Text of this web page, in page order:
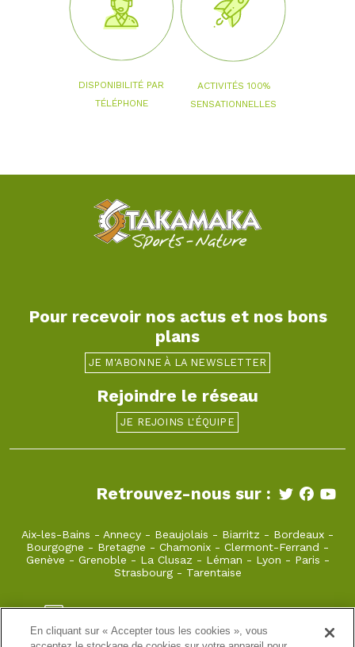
DISPONIBILITÉ PAR
TÉLÉPHONE
ACTIVITÉS 100%
SENSATIONNELLES
Pour recevoir nos actus et nos bons
plans
JE M'ABONNE À LA NEWSLETTER
Rejoindre le réseau
JE REJOINS L'ÉQUIPE
Retrouvez-nous sur :
Aix-les-Bains - Annecy - Beaujolais - Biarritz - Bordeaux -
Bourgogne - Bretagne - Chamonix - Clermont-Ferrand -
Genève - Grenoble - La Clusaz - Léman - Lyon - Paris -
Strasbourg- Tarentaise
beaujolais@takamaka.fr
04 78 79 28 13
En cliquant sur « Accepter tous les cookies », vous